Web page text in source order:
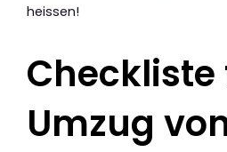
heissen!
Checkliste
Umzug